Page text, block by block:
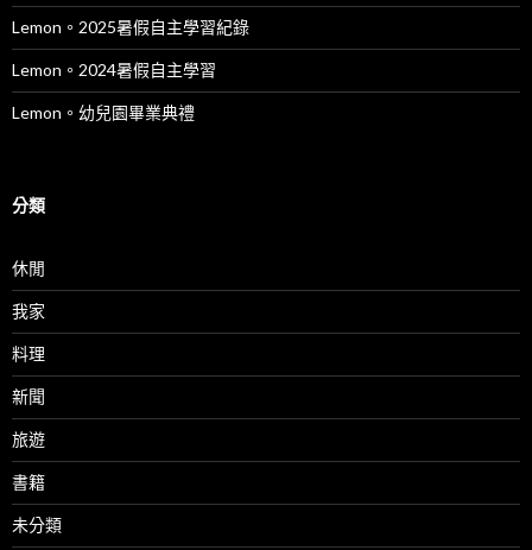
Lemon。2025暑假自主學習紀錄
Lemon。2024暑假自主學習
Lemon。幼兒園畢業典禮
分類
休閒
我家
料理
新聞
旅遊
書籍
未分類